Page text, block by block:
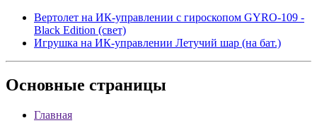
Вертолет на ИК-управлении с гироскопом GYRO-109 -
Black Edition (свет)
Игрушка на ИК-управлении Летучий шар (на бат.)
Основные страницы
Главная